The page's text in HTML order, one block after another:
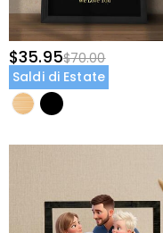
$35.95$70.00
Saldi di Estate